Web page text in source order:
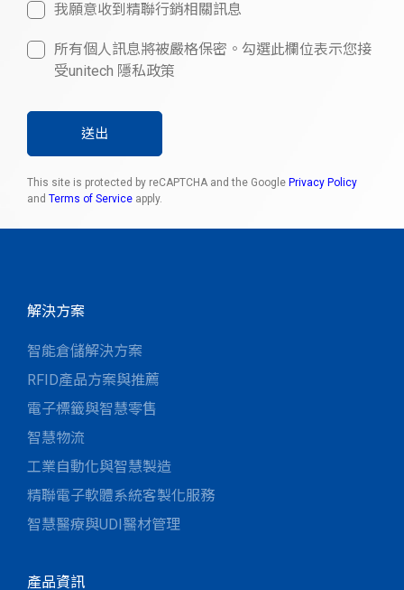
我願意收到精聯行銷相關訊息
所有個人訊息將被嚴格保密。勾選此欄位表示您接
受unitech 隱私政策
送出
This site is protected by reCAPTCHA and the Google Privacy Policy
and Terms of Service apply.
解決方案
智能倉儲解決方案
RFID產品方案與推薦
電子標籤與智慧零售
智慧物流
工業自動化與智慧製造
精聯電子軟體系統客製化服務
智慧醫療與UDI醫材管理
產品資訊